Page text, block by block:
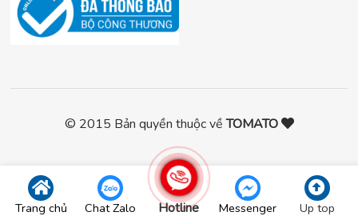
© 2015 Bản quyền thuộc vềTOMATO
Trang chủ Chat Zalo Hotline Messenger Up top